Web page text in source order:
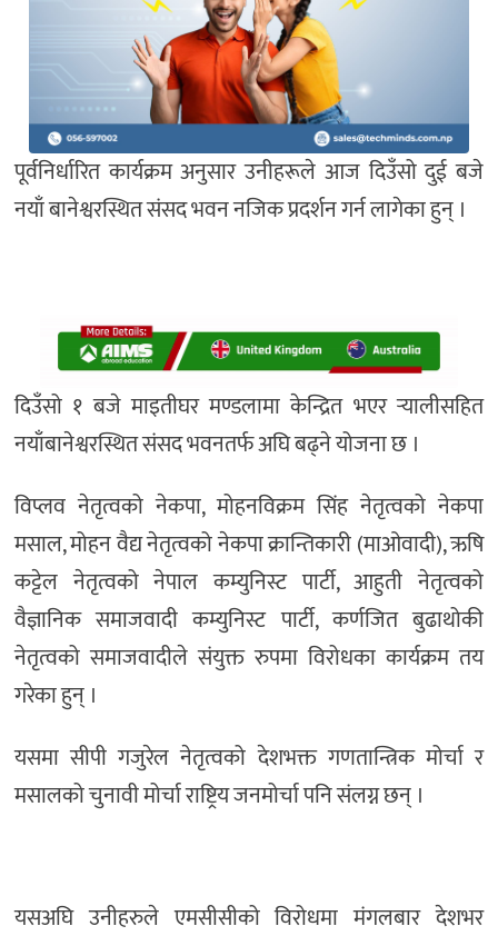
पूर्वनिर्धारित कार्यक्रम अनुसार उनीहरूले आज दिउँसो दुई बजे
नयाँ बानेश्वरस्थित संसद भवन नजिक प्रदर्शन गर्न लागेका हुन् ।
दिउँसो १ बजे माइतीघर मण्डलामा केन्द्रित भएर र्‍यालीसहित
नयाँबानेश्वरस्थित संसद भवनतर्फ अघि बढ्ने योजना छ ।
विप्लव नेतृत्वको नेकपा, मोहनविक्रम सिंह नेतृत्वको नेकपा
मसाल, मोहन वैद्य नेतृत्वको नेकपा क्रान्तिकारी (माओवादी), ऋषि
कट्टेल नेतृत्वको नेपाल कम्युनिस्ट पार्टी, आहुती नेतृत्वको
वैज्ञानिक समाजवादी कम्युनिस्ट पार्टी, कर्णजित बुढाथोकी
नेतृत्वको समाजवादीले संयुक्त रुपमा विरोधका कार्यक्रम तय
गरेका हुन् ।
यसमा सीपी गजुरेल नेतृत्वको देशभक्त गणतान्त्रिक मोर्चा र
मसालको चुनावी मोर्चा राष्ट्रिय जनमोर्चा पनि संलग्न छन् ।
यसअघि उनीहरुले एमसीसीको विरोधमा मंगलबार देशभर